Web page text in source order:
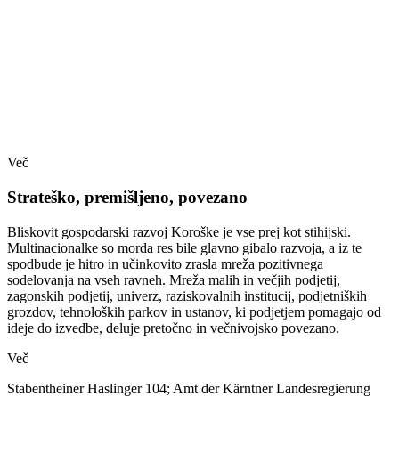
Več
Strateško, premišljeno, povezano
Bliskovit gospodarski razvoj Koroške je vse prej kot stihijski.
Multinacionalke so morda res bile glavno gibalo razvoja, a iz te
spodbude je hitro in učinkovito zrasla mreža pozitivnega
sodelovanja na vseh ravneh. Mreža malih in večjih podjetij,
zagonskih podjetij, univerz, raziskovalnih institucij, podjetniških
grozdov, tehnoloških parkov in ustanov, ki podjetjem pomagajo od
ideje do izvedbe, deluje pretočno in večnivojsko povezano.
Več
Stabentheiner Haslinger 104; Amt der Kärntner Landesregierung